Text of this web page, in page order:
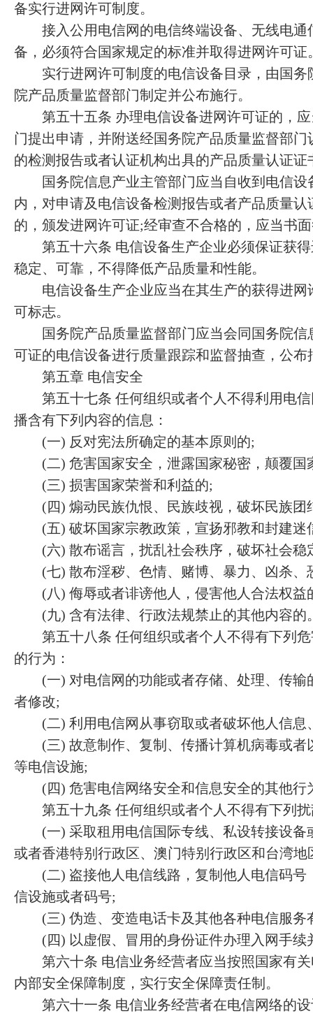
备实行进网许可制度。
接入公用电信网的电信终端设备、无线电通
备，必须符合国家规定的标准并取得进网许可证
实行进网许可制度的电信设备目录，由国务
院产品质量监督部门制定并公布施行。
第五十五条 办理电信设备进网许可证的，应
门提出申请，并附送经国务院产品质量监督部
的检测报告或者认证机构出具的产品质量认证证
国务院信息产业主管部门应当自收到电信设
内，对申请及电信设备检测报告或者产品质量
的，颁发进网许可证;经审查不合格的，应当书
第五十六条 电信设备生产企业必须保证获得
稳定、可靠，不得降低产品质量和性能。
电信设备生产企业应当在其生产的获得进网
可标志。
国务院产品质量监督部门应当会同国务院信
可证的电信设备进行质量跟踪和监督抽查，公布
第五章 电信安全
第五十七条 任何组织或者个人不得利用电信
播含有下列内容的信息：
(一) 反对宪法所确定的基本原则的;
(二) 危害国家安全，泄露国家秘密，颠覆国
(三) 损害国家荣誉和利益的;
(四) 煽动民族仇恨、民族歧视，破坏民族团
(五) 破坏国家宗教政策，宣扬邪教和封建迷
(六) 散布谣言，扰乱社会秩序，破坏社会稳
(七) 散布淫秽、色情、赌博、暴力、凶杀、
(八) 侮辱或者诽谤他人，侵害他人合法权益
(九) 含有法律、行政法规禁止的其他内容的
第五十八条 任何组织或者个人不得有下列危
的行为：
(一) 对电信网的功能或者存储、处理、传输
者修改;
(二) 利用电信网从事窃取或者破坏他人信息
(三) 故意制作、复制、传播计算机病毒或者
等电信设施;
(四) 危害电信网络安全和信息安全的其他行
第五十九条 任何组织或者个人不得有下列扰
(一) 采取租用电信国际专线、私设转接设备
或者香港特别行政区、澳门特别行政区和台湾地
(二) 盗接他人电信线路，复制他人电信码号
信设施或者码号;
(三) 伪造、变造电话卡及其他各种电信服务
(四) 以虚假、冒用的身份证件办理入网手续
第六十条 电信业务经营者应当按照国家有关
内部安全保障制度，实行安全保障责任制。
第六十一条 电信业务经营者在电信网络的设